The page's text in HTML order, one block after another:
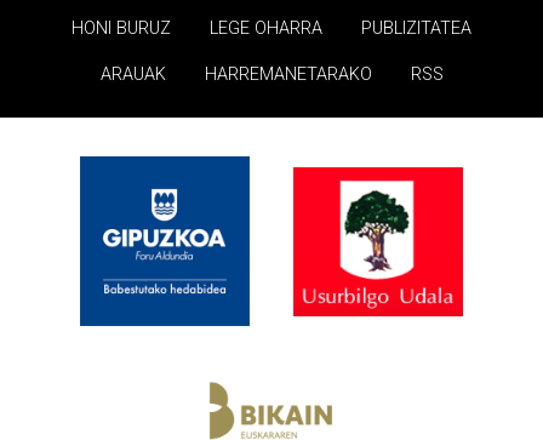
HONI BURUZ LEGE OHARRA PUBLIZITATEA
ARAUAK HARREMANETARAKO RSS